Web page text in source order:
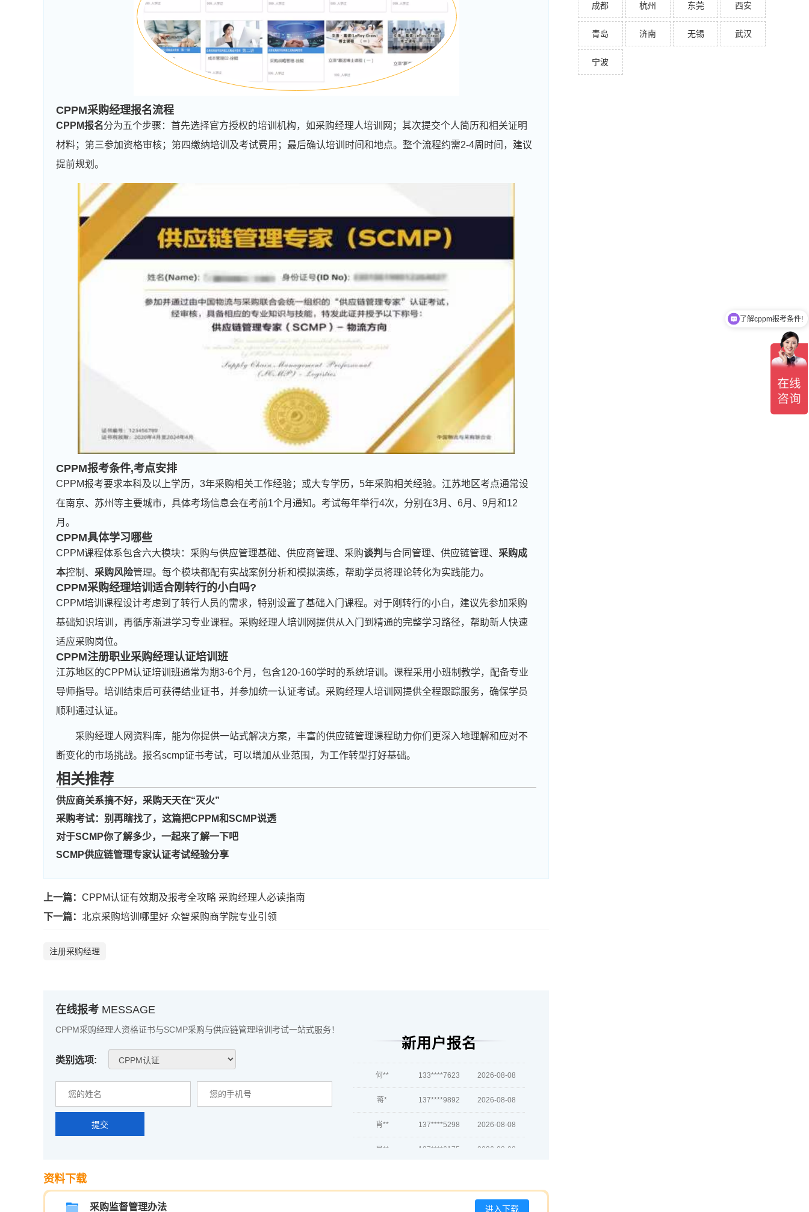
CPPM采购经理报名流程
CPPM报名分为五个步骤：首先选择官方授权的培训机构，如采购经理人培训网；其次提交个人简历和相关证明
材料；第三参加资格审核；第四缴纳培训及考试费用；最后确认培训时间和地点。整个流程约需2-4周时间，建议
提前规划。
CPPM报考条件,考点安排
CPPM报考要求本科及以上学历，3年采购相关工作经验；或大专学历，5年采购相关经验。江苏地区考点通常设
在南京、苏州等主要城市，具体考场信息会在考前1个月通知。考试每年举行4次，分别在3月、6月、9月和12
月。
CPPM具体学习哪些
CPPM课程体系包含六大模块：采购与供应管理基础、供应商管理、采购谈判 与合同管理、供应链管理、 采购成
本控制、 采购风险管理。每个模块都配有实战案例分析和模拟演练，帮助学员将理论转化为实践能力。
CPPM采购经理培训适合刚转行的小白吗?
CPPM培训课程设计考虑到了转行人员的需求，特别设置了基础入门课程。对于刚转行的小白，建议先参加采购
基础知识培训，再循序渐进学习专业课程。采购经理人培训网提供从入门到精通的完整学习路径，帮助新人快速
适应采购岗位。
CPPM注册职业采购经理认证培训班
江苏地区的CPPM认证培训班通常为期3-6个月，包含120-160学时的系统培训。课程采用小班制教学，配备专业
导师指导。培训结束后可获得结业证书，并参加统一认证考试。采购经理人培训网提供全程跟踪服务，确保学员
顺利通过认证。
采购经理人网资料库，能为你提供一站式解决方案，丰富的供应链管理课程助力你们更深入地理解和应对不
断变化的市场挑战。报名scmp证书考试，可以增加从业范围，为工作转型打好基础。
相关推荐
供应商关系搞不好，采购天天在“灭火”
采购考试：别再瞎找了，这篇把CPPM和SCMP说透
对于SCMP你了解多少，一起来了解一下吧
SCMP供应链管理专家认证考试经验分享
上一篇： CPPM认证有效期及报考全攻略 采购经理人必读指南
下一篇： 北京采购培训哪里好 众智采购商学院专业引领
注册采购经理
在线报考 MESSAGE
CPPM采购经理人资格证书与SCMP采购与供应链管理培训考试一站式服务！
类别选项:
提交
新用户报名
139****4675
何** 133****7623 2026-08-08
蒋* 137****9892 2026-08-08
肖** 137****5298 2026-08-08
吴** 137****6175 2026-08-08
资料下载
采购监督管理办法 进入下载
成都 杭州 东莞 西安
青岛 济南 无锡 武汉
宁波
了解cppm报考条件!